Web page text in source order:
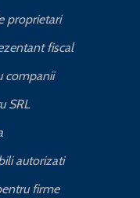
proprietari
fiscal
companii
SRL
autorizati
firme